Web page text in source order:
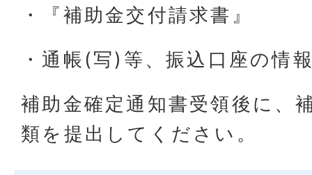
・『補助金交付請求書』
・通帳(写)等、振込口座の情
補助金確定通知書受領後に、
類を提出してください。